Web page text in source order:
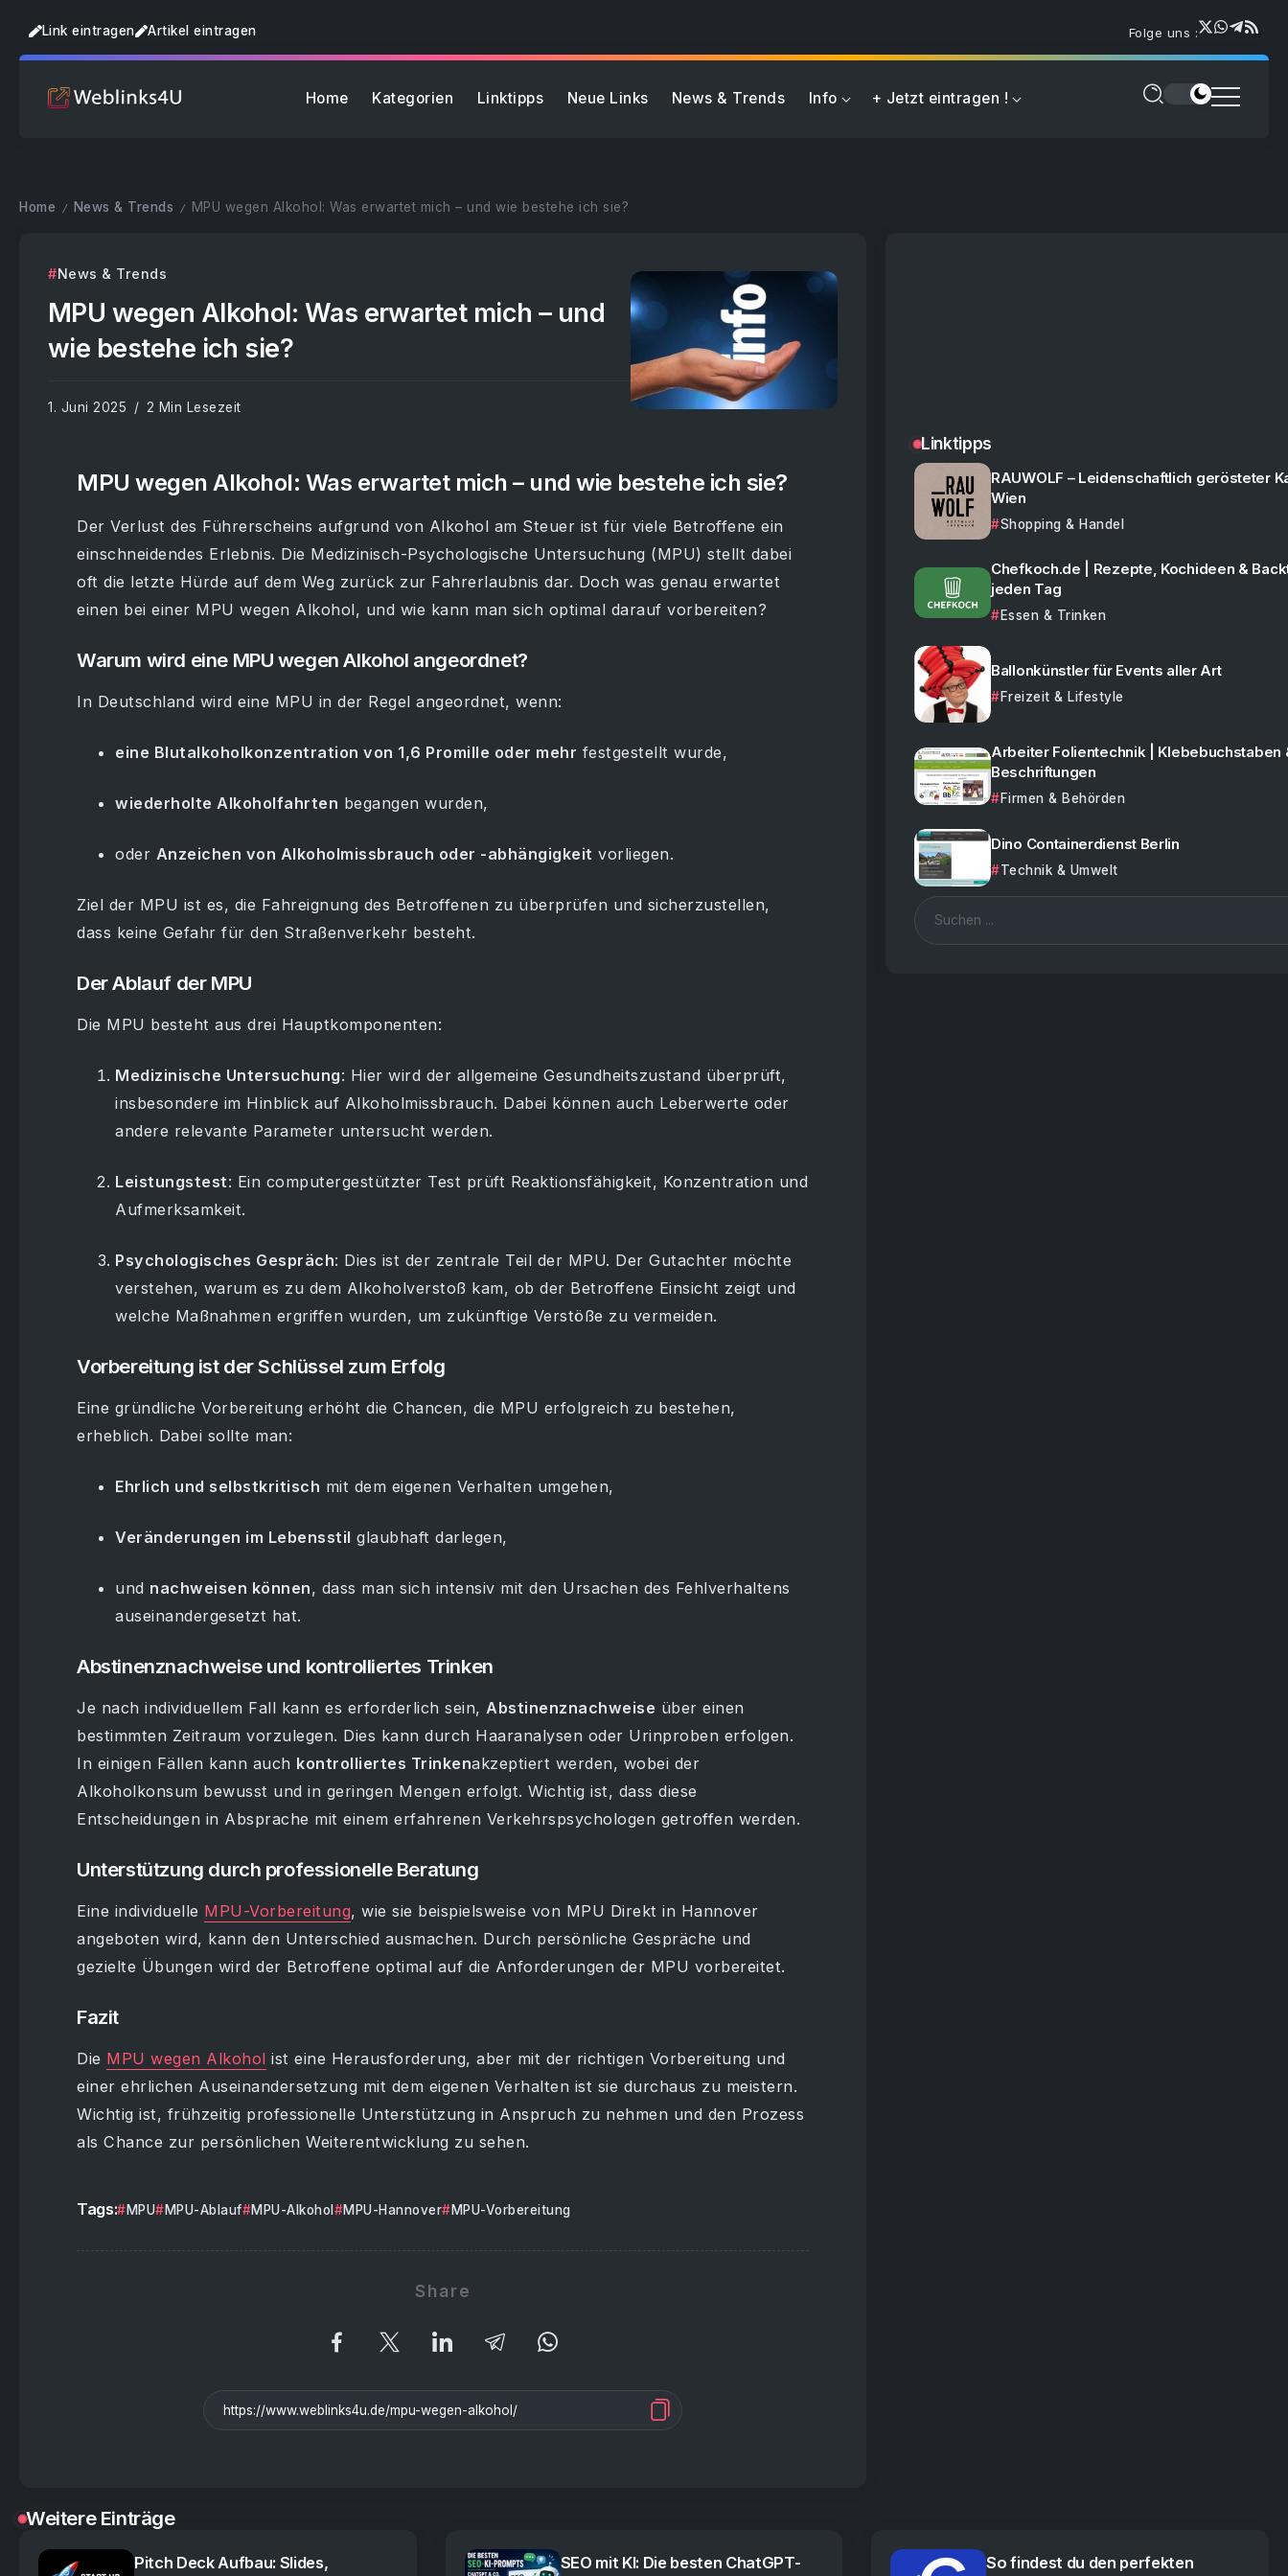
Link eintragen Artikel eintragen Folge uns :
Home Kategorien Linktipps Neue Links News & Trends Info + Jetzt eintragen !
Home / News & Trends / MPU wegen Alkohol: Was erwartet mich – und wie bestehe ich sie?
News & Trends
MPU wegen Alkohol: Was erwartet mich – und
wie bestehe ich sie?
1. Juni 2025 2 Min Lesezeit
MPU wegen Alkohol: Was erwartet mich – und wie bestehe ich sie?
Der Verlust des Führerscheins aufgrund von Alkohol am Steuer ist für viele Betroffene ein
einschneidendes Erlebnis. Die Medizinisch-Psychologische Untersuchung (MPU) stellt dabei
oft die letzte Hürde auf dem Weg zurück zur Fahrerlaubnis dar. Doch was genau erwartet
einen bei einer MPU wegen Alkohol, und wie kann man sich optimal darauf vorbereiten?
Warum wird eine MPU wegen Alkohol angeordnet?
In Deutschland wird eine MPU in der Regel angeordnet, wenn:
eine Blutalkoholkonzentration von 1,6 Promille oder mehr festgestellt wurde,
wiederholte Alkoholfahrten begangen wurden,
oder Anzeichen von Alkoholmissbrauch oder -abhängigkeit vorliegen.
Ziel der MPU ist es, die Fahreignung des Betroffenen zu überprüfen und sicherzustellen,
dass keine Gefahr für den Straßenverkehr besteht.
Der Ablauf der MPU
Die MPU besteht aus drei Hauptkomponenten:
Medizinische Untersuchung: Hier wird der allgemeine Gesundheitszustand überprüft,
insbesondere im Hinblick auf Alkoholmissbrauch. Dabei können auch Leberwerte oder
andere relevante Parameter untersucht werden.
Leistungstest: Ein computergestützter Test prüft Reaktionsfähigkeit, Konzentration und
Aufmerksamkeit.
Psychologisches Gespräch: Dies ist der zentrale Teil der MPU. Der Gutachter möchte
verstehen, warum es zu dem Alkoholverstoß kam, ob der Betroffene Einsicht zeigt und
welche Maßnahmen ergriffen wurden, um zukünftige Verstöße zu vermeiden.
Vorbereitung ist der Schlüssel zum Erfolg
Eine gründliche Vorbereitung erhöht die Chancen, die MPU erfolgreich zu bestehen,
erheblich. Dabei sollte man:
Ehrlich und selbstkritisch mit dem eigenen Verhalten umgehen,
Veränderungen im Lebensstil glaubhaft darlegen,
und nachweisen können, dass man sich intensiv mit den Ursachen des Fehlverhaltens
auseinandergesetzt hat.
Abstinenznachweise und kontrolliertes Trinken
Je nach individuellem Fall kann es erforderlich sein, Abstinenznachweise über einen
bestimmten Zeitraum vorzulegen. Dies kann durch Haaranalysen oder Urinproben erfolgen.
In einigen Fällen kann auch kontrolliertes Trinkenakzeptiert werden, wobei der
Alkoholkonsum bewusst und in geringen Mengen erfolgt. Wichtig ist, dass diese
Entscheidungen in Absprache mit einem erfahrenen Verkehrspsychologen getroffen werden.
Unterstützung durch professionelle Beratung
Eine individuelle MPU-Vorbereitung, wie sie beispielsweise von MPU Direkt in Hannover
angeboten wird, kann den Unterschied ausmachen. Durch persönliche Gespräche und
gezielte Übungen wird der Betroffene optimal auf die Anforderungen der MPU vorbereitet.
Fazit
Die MPU wegen Alkohol ist eine Herausforderung, aber mit der richtigen Vorbereitung und
einer ehrlichen Auseinandersetzung mit dem eigenen Verhalten ist sie durchaus zu meistern.
Wichtig ist, frühzeitig professionelle Unterstützung in Anspruch zu nehmen und den Prozess
als Chance zur persönlichen Weiterentwicklung zu sehen.
Tags: MPU MPU-Ablauf MPU-Alkohol MPU-Hannover MPU-Vorbereitung
Share
Linktipps
RAUWOLF – Leidenschaftlich gerösteter
Wien
Shopping & Handel
Chefkoch.de | Rezepte, Kochideen &
jeden Tag
Essen & Trinken
Ballonkünstler für Events aller Art
Freizeit & Lifestyle
Arbeiter Folientechnik | Klebebuchstaben
Beschriftungen
Firmen & Behörden
Dino Containerdienst Berlin
Technik & Umwelt
Weitere Einträge
Pitch Deck Aufbau: Slides,
SEO mit KI: Die besten ChatGPT-
So findest du den perfekten